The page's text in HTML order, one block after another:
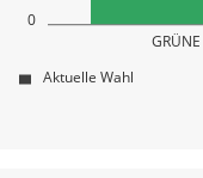
0
GRÜNE
Aktuelle Wahl